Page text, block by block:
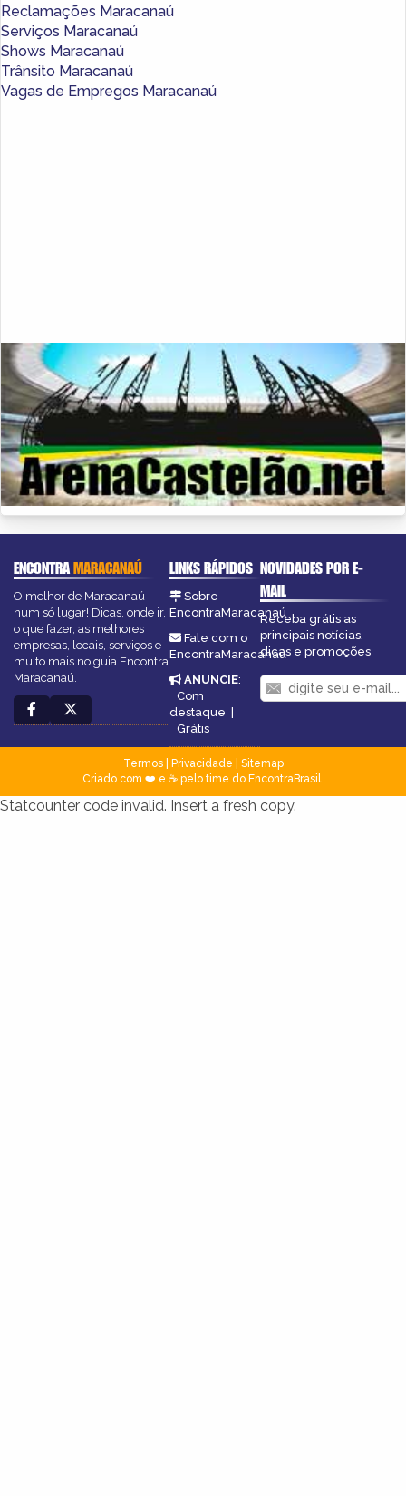
Reclamações Maracanaú
Serviços Maracanaú
Shows Maracanaú
Trânsito Maracanaú
Vagas de Empregos Maracanaú
ENCONTRAMARACANAÚ
O melhor de Maracanaú
num só lugar! Dicas, onde ir,
o que fazer, as melhores
empresas, locais, serviços e
muito mais no guia Encontra
Maracanaú.
LINKS RÁPIDOS
Sobre
EncontraMaracanaú
Fale com o
EncontraMaracanaú
ANUNCIE:
Com
destaque
Grátis
NOVIDADES POR E-
MAIL
Receba grátis as
principais notícias,
dicas e promoções
Termos| Privacidade
Sitemap
Criado com ❤️ e ☕ pelo time do EncontraBrasil
Statcounter code invalid. Insert a fresh copy.